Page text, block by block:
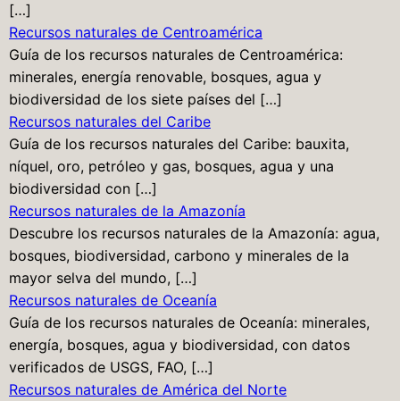
[…]
Recursos naturales de Centroamérica
Guía de los recursos naturales de Centroamérica:
minerales, energía renovable, bosques, agua y
biodiversidad de los siete países del […]
Recursos naturales del Caribe
Guía de los recursos naturales del Caribe: bauxita,
níquel, oro, petróleo y gas, bosques, agua y una
biodiversidad con […]
Recursos naturales de la Amazonía
Descubre los recursos naturales de la Amazonía: agua,
bosques, biodiversidad, carbono y minerales de la
mayor selva del mundo, […]
Recursos naturales de Oceanía
Guía de los recursos naturales de Oceanía: minerales,
energía, bosques, agua y biodiversidad, con datos
verificados de USGS, FAO, […]
Recursos naturales de América del Norte